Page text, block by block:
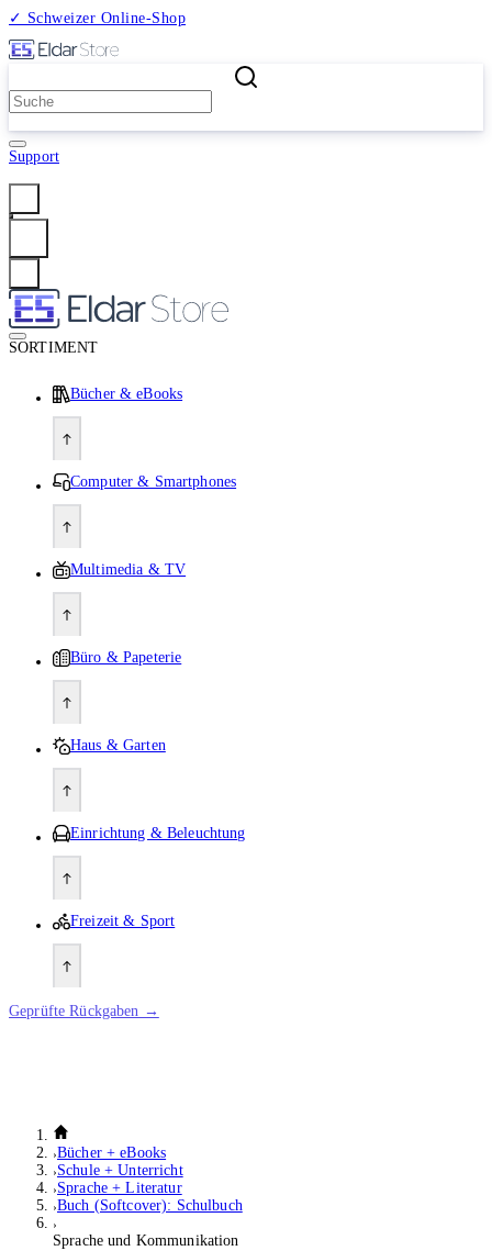
✓ Schweizer Online-Shop
Support
SORTIMENT
Bücher & eBooks
Computer & Smartphones
Multimedia & TV
Büro & Papeterie
Haus & Garten
Einrichtung & Beleuchtung
Freizeit & Sport
Geprüfte Rückgaben →
Bücher + eBooks
Schule + Unterricht
Sprache + Literatur
Buch (Softcover): Schulbuch
Sprache und Kommunikation